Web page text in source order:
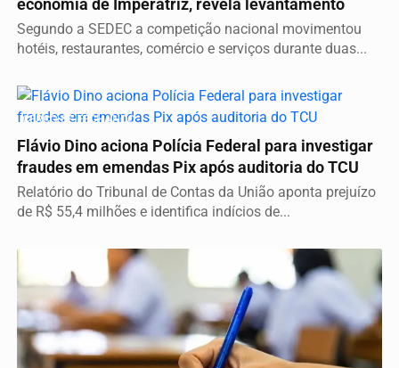
economia de Imperatriz, revela levantamento
Segundo a SEDEC a competição nacional movimentou
hotéis, restaurantes, comércio e serviços durante duas...
CERCO SE FECHANDO
Flávio Dino aciona Polícia Federal para investigar
fraudes em emendas Pix após auditoria do TCU
Relatório do Tribunal de Contas da União aponta prejuízo
de R$ 55,4 milhões e identifica indícios de...